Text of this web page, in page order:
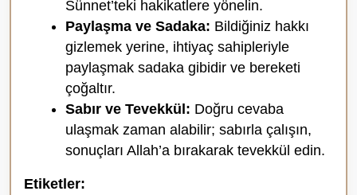
Sünnet’teki hakikatlere yönelin.
Paylaşma ve Sadaka: Bildiğiniz hakkı
gizlemek yerine, ihtiyaç sahipleriyle
paylaşmak sadaka gibidir ve bereketi
çoğaltır.
Sabır ve Tevekkül: Doğru cevaba
ulaşmak zaman alabilir; sabırla çalışın,
sonuçları Allah’a bırakarak tevekkül edin.
Etiketler: